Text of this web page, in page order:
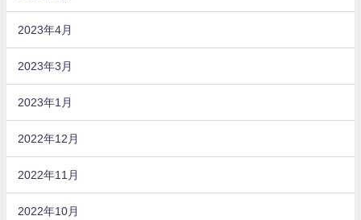
2023年4月
2023年3月
2023年1月
2022年12月
2022年11月
2022年10月